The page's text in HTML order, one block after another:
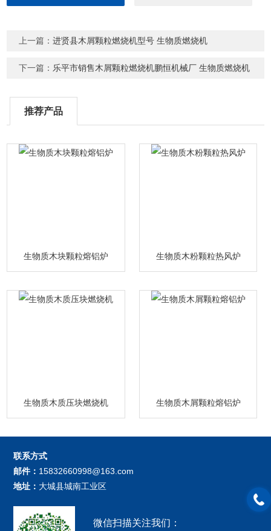
上一篇：进贤县木屑颗粒燃烧机型号 生物质燃烧机
下一篇： 乐平市销售木屑颗粒燃烧机鹏恒机械厂 生物质燃烧机
推荐产品
生物质木块颗粒熔铝炉 生物质木粉颗粒热风炉
生物质木质压块燃烧机 生物质木屑颗粒熔铝炉
联系方式
邮件： 15832660998@163.com
地址： 大城县城南工业区
微信扫描关注我们：